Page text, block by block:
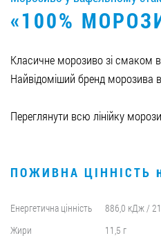
СТАТИ
0412
«100%
Класичне морозиво зі смаком
Найвідоміший бренд морозива в
Переглянути всю лінійку
ПОЖИВНА ЦІННІСТЬ
Енергетична цінність
886,0 кДж /
Жири
11,5 г